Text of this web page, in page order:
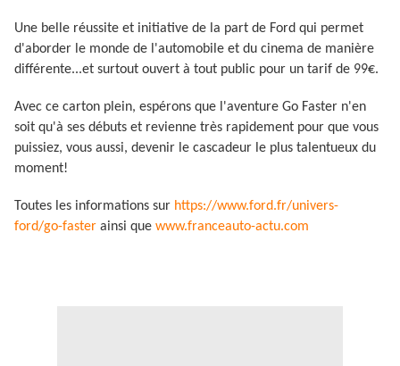
Une belle réussite et initiative de la part de Ford qui permet
d'aborder le monde de l'automobile et du cinema de manière
différente...et surtout ouvert à tout public pour un tarif de 99€.
Avec ce carton plein, espérons que l'aventure Go Faster n'en
soit qu'à ses débuts et revienne très rapidement pour que vous
puissiez, vous aussi, devenir le cascadeur le plus talentueux du
moment!
Toutes les informations sur https://www.ford.fr/univers-
ford/go-faster ainsi que www.franceauto-actu.com